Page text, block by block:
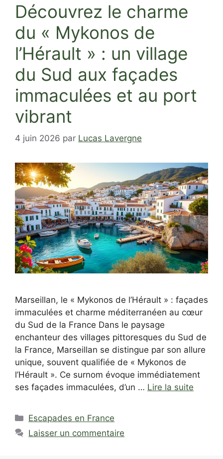
Découvrez le charme
du « Mykonos de
l’Hérault » : un village
du Sud aux façades
immaculées et au port
vibrant
4 juin 2026 par Lucas Lavergne
Marseillan, le « Mykonos de l’Hérault » : façades
immaculées et charme méditerranéen au cœur
du Sud de la France Dans le paysage
enchanteur des villages pittoresques du Sud de
la France, Marseillan se distingue par son allure
unique, souvent qualifiée de « Mykonos de
l’Hérault ». Ce surnom évoque immédiatement
ses façades immaculées, d’un … Lire la suite
Catégories
Escapades en France
Laisser un commentaire